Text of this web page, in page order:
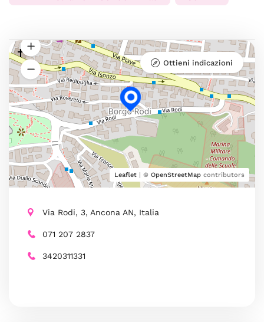
Leaflet | © OpenStreetMap contributors
Ottieni indicazioni
Via Rodi, 3, Ancona AN, Italia
071 207 2837
3420311331